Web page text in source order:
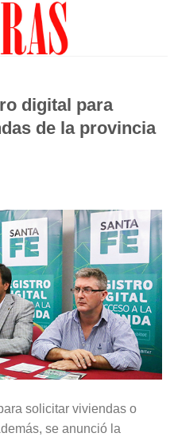
digital para
de la provincia
solicitar viviendas o
se anunció la